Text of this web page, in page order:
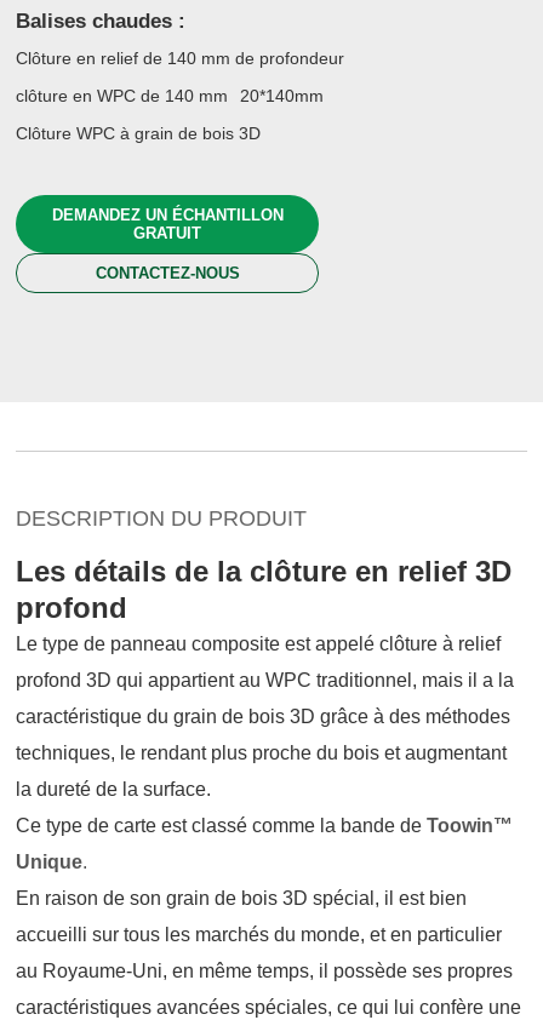
Balises chaudes :
Clôture en relief de 140 mm de profondeur
clôture en WPC de 140 mm
20*140mm
Clôture WPC à grain de bois 3D
DEMANDEZ UN ÉCHANTILLON
GRATUIT
CONTACTEZ-NOUS
DESCRIPTION DU PRODUIT
Les détails de la clôture en relief 3D
profond
Le type de panneau composite est appelé clôture à relief
profond 3D qui appartient au WPC traditionnel, mais il a la
caractéristique du grain de bois 3D grâce à des méthodes
techniques, le rendant plus proche du bois et augmentant
la dureté de la surface.
Ce type de carte est classé comme la bande deToowin™
Unique.
En raison de son grain de bois 3D spécial, il est bien
accueilli sur tous les marchés du monde, et en particulier
au Royaume-Uni, en même temps, il possède ses propres
caractéristiques avancées spéciales, ce qui lui confère une